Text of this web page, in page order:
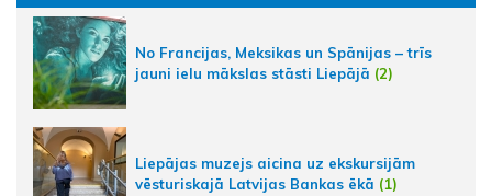
No Francijas, Meksikas un Spānijas – trīs
jauni ielu mākslas stāsti Liepājā (2)
Liepājas muzejs aicina uz ekskursijām
vēsturiskajā Latvijas Bankas ēkā (1)